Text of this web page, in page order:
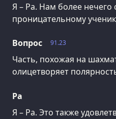
Я – Ра. Нам более нечего
проницательному
91.23
Вопрос
Часть, похожая на
олицетворяет
Ра
Я – Ра. Это также